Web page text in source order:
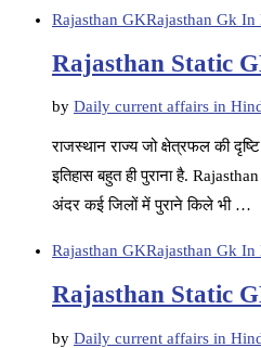
Rajasthan GKRajasthan Gk In
Rajasthan Static
by Daily current affairs in
राजस्थान राज्य जो क्षेत्रफल की
इतिहास बहुत ही पुराना है.
अंदर कई जिलों में पुराने किले भी …
Rajasthan GKRajasthan Gk
Rajasthan Static
by Daily current affairs in